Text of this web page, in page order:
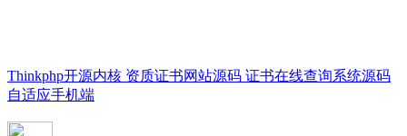
Thinkphp开源内核 资质证书网站源码 证书在线查询系统源码
自适应手机端